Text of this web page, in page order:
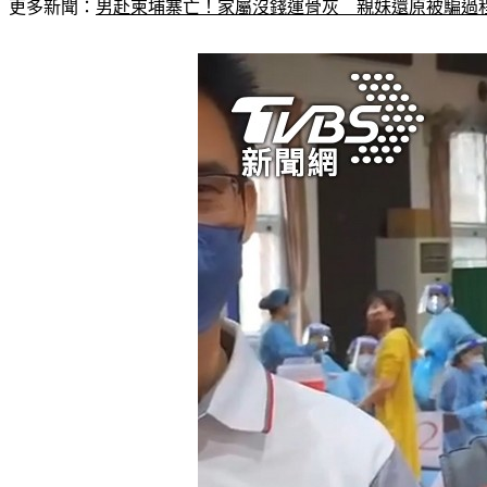
更多新聞： 男赴柬埔寨亡！家屬沒錢運骨灰　親妹還原被騙過